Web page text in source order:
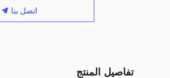
اتصل بنا
تفاصيل المنتج